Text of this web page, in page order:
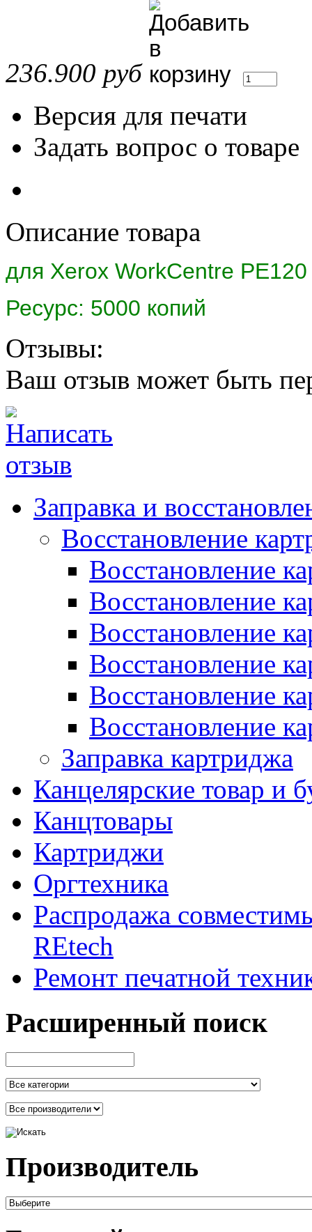
236.900 руб
Версия для печати
Задать вопрос о товаре
Описание товара
для Xerox WorkCentre PE120
Ресурс: 5000 копий
Отзывы:
Ваш отзыв может быть
Заправка и
Восстановление
Восстановление
Восстановление
Восстановление
Восстановление
Восстановление
Восстановление
Заправка картриджа
Канцелярские товар и
Канцтовары
Картриджи
Оргтехника
Распродажа
REtech
Ремонт печатной
Расширенный поиск
Производитель